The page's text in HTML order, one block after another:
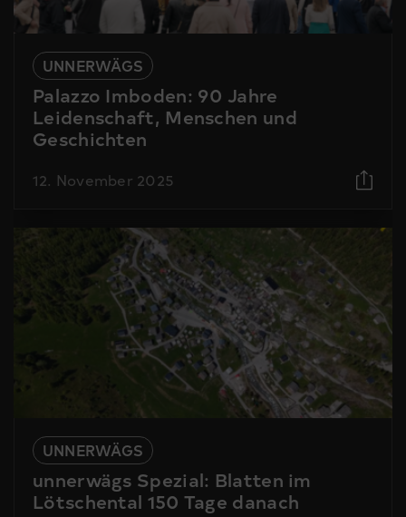
UNNERWÄGS
Palazzo Imboden: 90 Jahre
Leidenschaft, Menschen und
Geschichten
12. November 2025
UNNERWÄGS
unnerwägs Spezial: Blatten im
Lötschental 150 Tage danach